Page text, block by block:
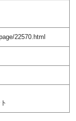
22570.html